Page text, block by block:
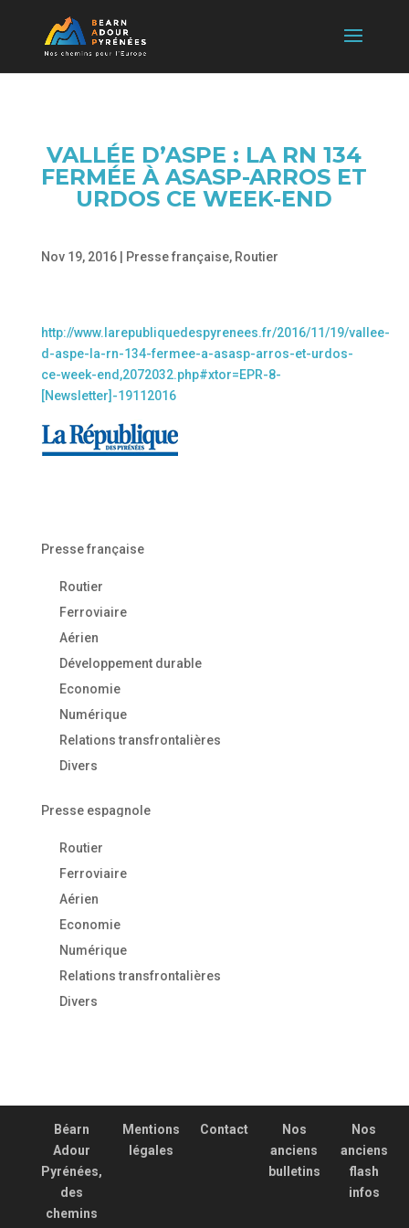
VALLÉE D’ASPE : LA RN 134
FERMÉE À ASASP-ARROS ET
URDOS CE WEEK-END
Nov 19, 2016| Presse française, Routier
http://www.larepubliquedespyrenees.fr/2016/11/19/vallee-
d-aspe-la-rn-134-fermee-a-asasp-arros-et-urdos-
ce-week-end,2072032.php#xtor=EPR-8-
[Newsletter]-19112016
Presse française
Routier
Ferroviaire
Aérien
Développement durable
Economie
Numérique
Relations transfrontalières
Divers
Presse espagnole
Routier
Ferroviaire
Aérien
Economie
Numérique
Relations transfrontalières
Divers
Béarn
Adour
Pyrénées,
des
chemins
Mentions
légales
Contact
Nos
anciens
bulletins
Nos
anciens
flash
infos